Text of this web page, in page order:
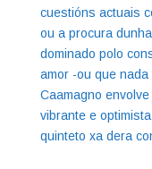
cuestións actuais
ou a procura
dominado polo
amor -ou que
Caamagno
vibrante e
quinteto xa dera